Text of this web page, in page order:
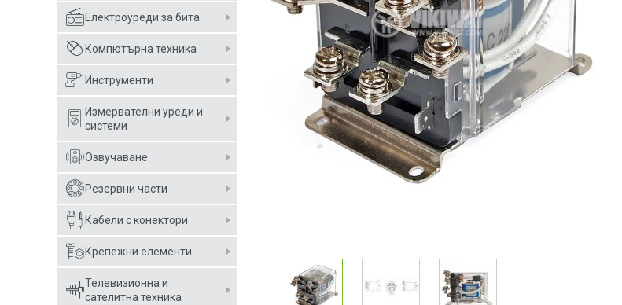
Електроуреди за бита
Компютърна техника
Инструменти
Измервателни уреди и
системи
Озвучаване
Резервни части
Кабели с конектори
Крепежни елементи
Телевизионна и
сателитна техника